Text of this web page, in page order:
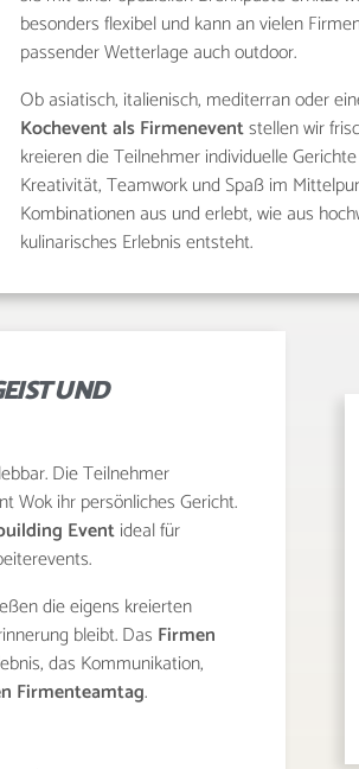
besonders flexibel und kann an vielen
passender Wetterlage auch outdoor.
Ob asiatisch, italienisch, mediterran oder
Kochevent als Firmeneventstellen wir
kreieren die Teilnehmer individuelle
Kreativität, Teamwork und Spaß im
Kombinationen aus und erlebt, wie aus
kulinarisches Erlebnis entsteht.
UND
Die Teilnehmer
Wok ihr persönliches Gericht.
Eventideal für
die eigens kreierten
bleibt. Das Firmen
das Kommunikation,
Firmenteamtag.